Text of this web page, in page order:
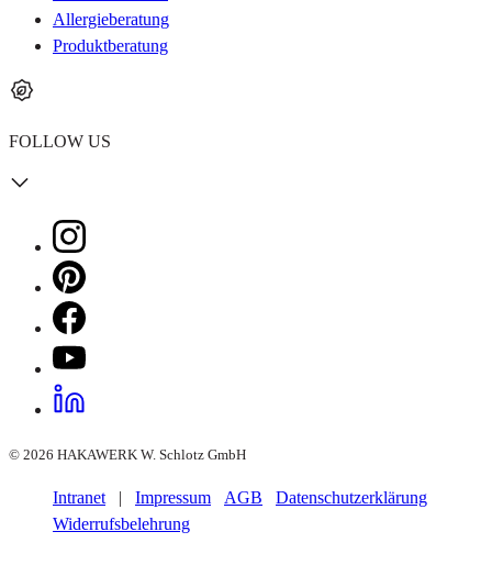
Allergieberatung
Produktberatung
FOLLOW US
© 2026 HAKAWERK W. Schlotz GmbH
Intranet | Impressum AGB
Datenschutzerklärung
Widerrufsbelehrung